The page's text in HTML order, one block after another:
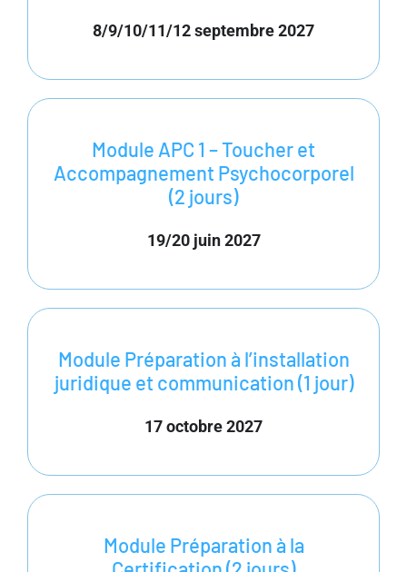
8/9/10/11/12 septembre 2027
Module APC 1 – Toucher et
Accompagnement Psychocorporel
(2 jours)
19/20 juin 2027
Module Préparation à l’installation
juridique et communication (1 jour)
17 octobre 2027
Module Préparation à la